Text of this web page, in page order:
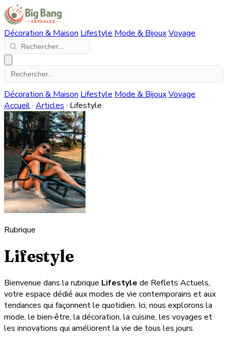
Décoration & Maison Lifestyle Mode & BijouxVoyage
Décoration & Maison Lifestyle Mode & BijouxVoyage
Accueil· Articles · Lifestyle
Rubrique
Lifestyle
Bienvenue dans la rubrique Lifestyle de Reflets Actuels,
votre espace dédié aux modes de vie contemporains et aux
tendances qui façonnent le quotidien. Ici, nous explorons la
mode, le bien‑être, la décoration, la cuisine, les voyages et
les innovations qui améliorent la vie de tous les jours.